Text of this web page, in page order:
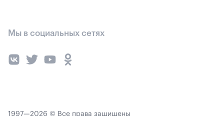
Мы в социальных сетях
1997—2026 © Все права защищены